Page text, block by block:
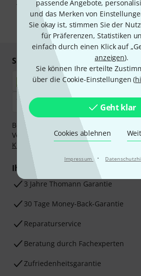
passende Angebote,
und das Merken von
Sie okay ist, stimmen Sie der
für Präferenzen, Statistiken
einfach durch einen Klick auf
anzeigen).
Sie können Ihre erteilte
über die Cookie-Einstellungen (
Geht klar
Cookies ablehnen
Impressum ·
Abmeldung ist jederzeit möglich. Weitere
unseren
* Pflichtfeld
Sicher einkaufen & bezahlen
Bezahlen Sie vertraulich und sicher
Vorkasse, PayPal, Amazon Pay,
Klarna
Klarna Ratenzahlung
oder Kreditkarte.
Ihre Vorteile
3 Jahre Thomann Garantie
30 Tage Money-Back-Garantie
Reparaturservice
Beratung durch Fachexperten
Zufriedenheitsgarantie